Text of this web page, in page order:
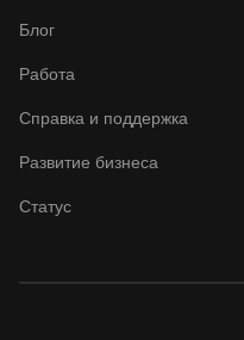
Блог
Работа
Справка и поддержка
Развитие бизнеса
Статус